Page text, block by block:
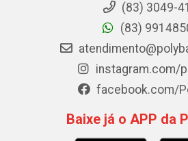
(83) 3049-
(83)
instagram.com/
facebook.com/
Baixe já o APP da